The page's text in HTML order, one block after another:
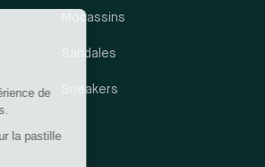
Mocassins
Sandales
Sneakers